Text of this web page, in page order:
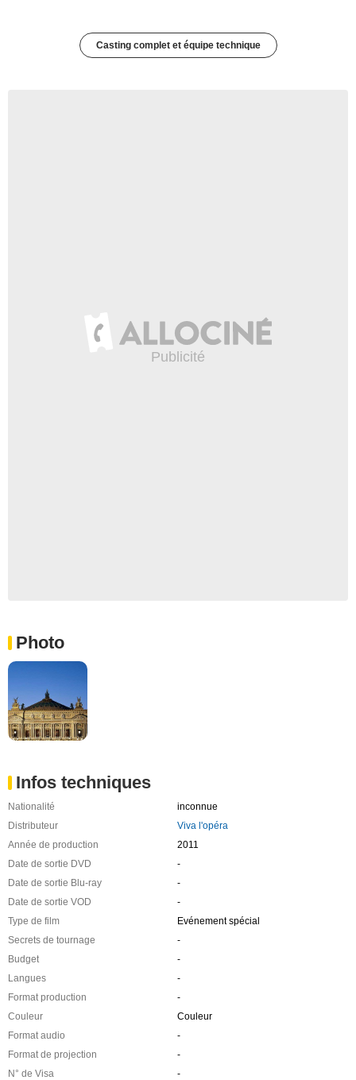
Casting complet et équipe technique
Photo
Infos techniques
Nationalité
inconnue
Distributeur
Viva l'opéra
Année de production
2011
Date de sortie DVD
-
Date de sortie Blu-ray
-
Date de sortie VOD
-
Type de film
Evénement spécial
Secrets de tournage
-
Budget
-
Langues
-
Format production
-
Couleur
Couleur
Format audio
-
Format de projection
-
N° de Visa
-